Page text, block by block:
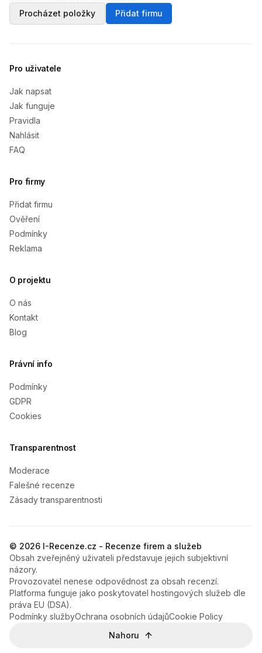
Procházet položky
Přidat firmu
Pro uživatele
Jak napsat
Jak funguje
Pravidla
Nahlásit
FAQ
Pro firmy
Přidat firmu
Ověření
Podmínky
Reklama
O projektu
O nás
Kontakt
Blog
Právní info
Podmínky
GDPR
Cookies
Transparentnost
Moderace
Falešné recenze
Zásady transparentnosti
© 2026 I-Recenze.cz - Recenze firem a služeb
Obsah zveřejněný uživateli představuje jejich subjektivní
názory.
Provozovatel nenese odpovědnost za obsah recenzí.
Platforma funguje jako poskytovatel hostingových služeb dle
práva EU (DSA).
Podmínky službyOchrana osobních údajůCookie Policy
Nahoru